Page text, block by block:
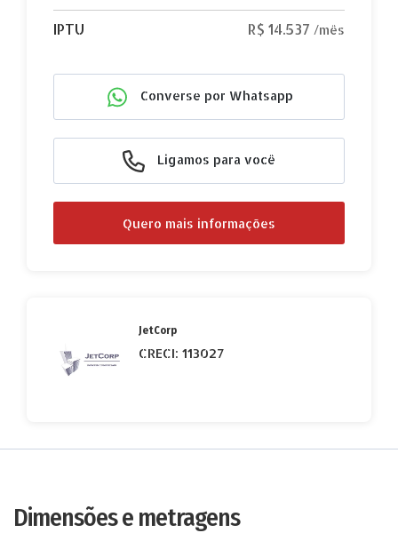
IPTU R$ 14.537 /mês
Converse por Whatsapp
Ligamos para você
Quero mais informações
JetCorp
CRECI: 113027
Dimensões e metragens